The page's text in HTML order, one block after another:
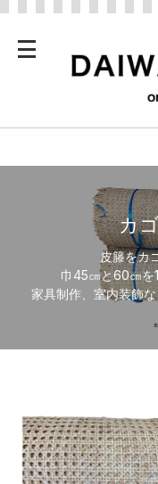
カ
皮籐をカ
巾45㎝と60㎝を
家具制作、室内装飾